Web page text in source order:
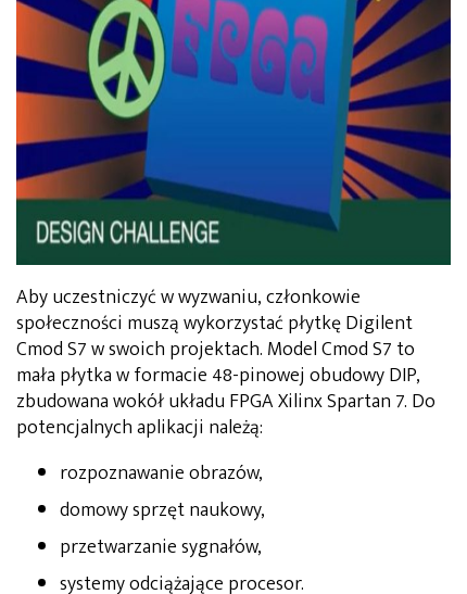
Aby uczestniczyć w wyzwaniu, członkowie
społeczności muszą wykorzystać płytkę Digilent
Cmod S7 w swoich projektach. Model Cmod S7 to
mała płytka w formacie 48-pinowej obudowy DIP,
zbudowana wokół układu FPGA Xilinx Spartan 7. Do
potencjalnych aplikacji należą:
rozpoznawanie obrazów,
domowy sprzęt naukowy,
przetwarzanie sygnałów,
systemy odciążające procesor.